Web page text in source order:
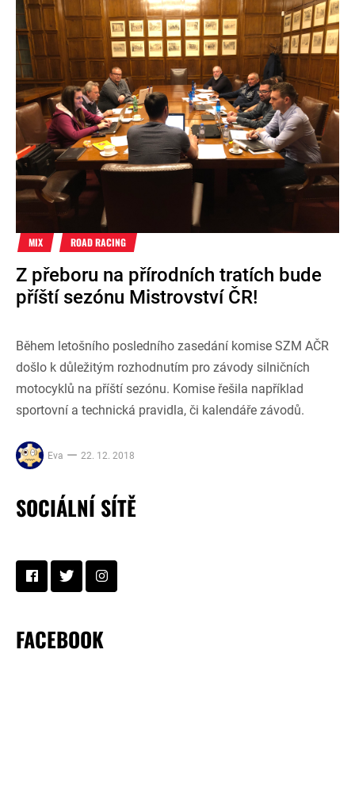
MIX ROAD RACING
Z přeboru na přírodních tratích bude
příští sezónu Mistrovství ČR!
Během letošního posledního zasedání komise SZM AČR
došlo k důležitým rozhodnutím pro závody silničních
motocyklů na příští sezónu. Komise řešila například
sportovní a technická pravidla, či kalendáře závodů.
Eva 22. 12. 2018
SOCIÁLNÍ SÍTĚ
FACEBOOK